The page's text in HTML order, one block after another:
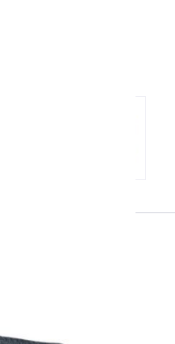
sentiers